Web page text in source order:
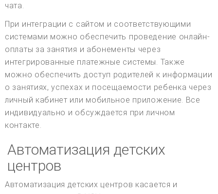
чата.
При интеграции с сайтом и соответствующими
системами можно обеспечить проведение онлайн-
оплаты за занятия и абонементы через
интегрированные платежные системы. Также
можно обеспечить доступ родителей к информации
о занятиях, успехах и посещаемости ребенка через
личный кабинет или мобильное приложение. Все
индивидуально и обсуждается при личном
контакте.
Автоматизация детских
центров
Автоматизация детских центров касается и